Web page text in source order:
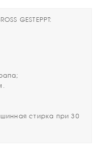
GESTEPPT:
стирка при 30